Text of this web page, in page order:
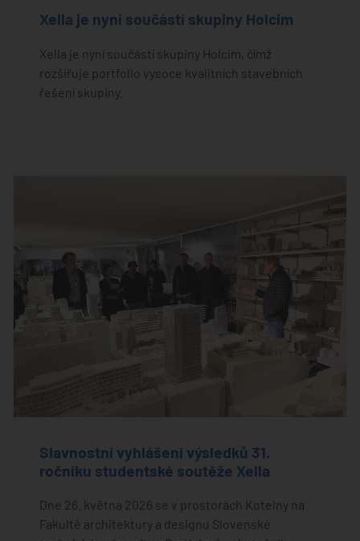
Xella je nyní součástí skupiny Holcim
Xella je nyní součástí skupiny Holcim, čímž
rozšiřuje portfolio vysoce kvalitních stavebních
řešení skupiny.
Slavnostní vyhlášení výsledků 31.
ročníku studentské soutěže Xella
Dne 26. května 2026 se v prostorách Kotelny na
Fakultě architektury a designu Slovenské